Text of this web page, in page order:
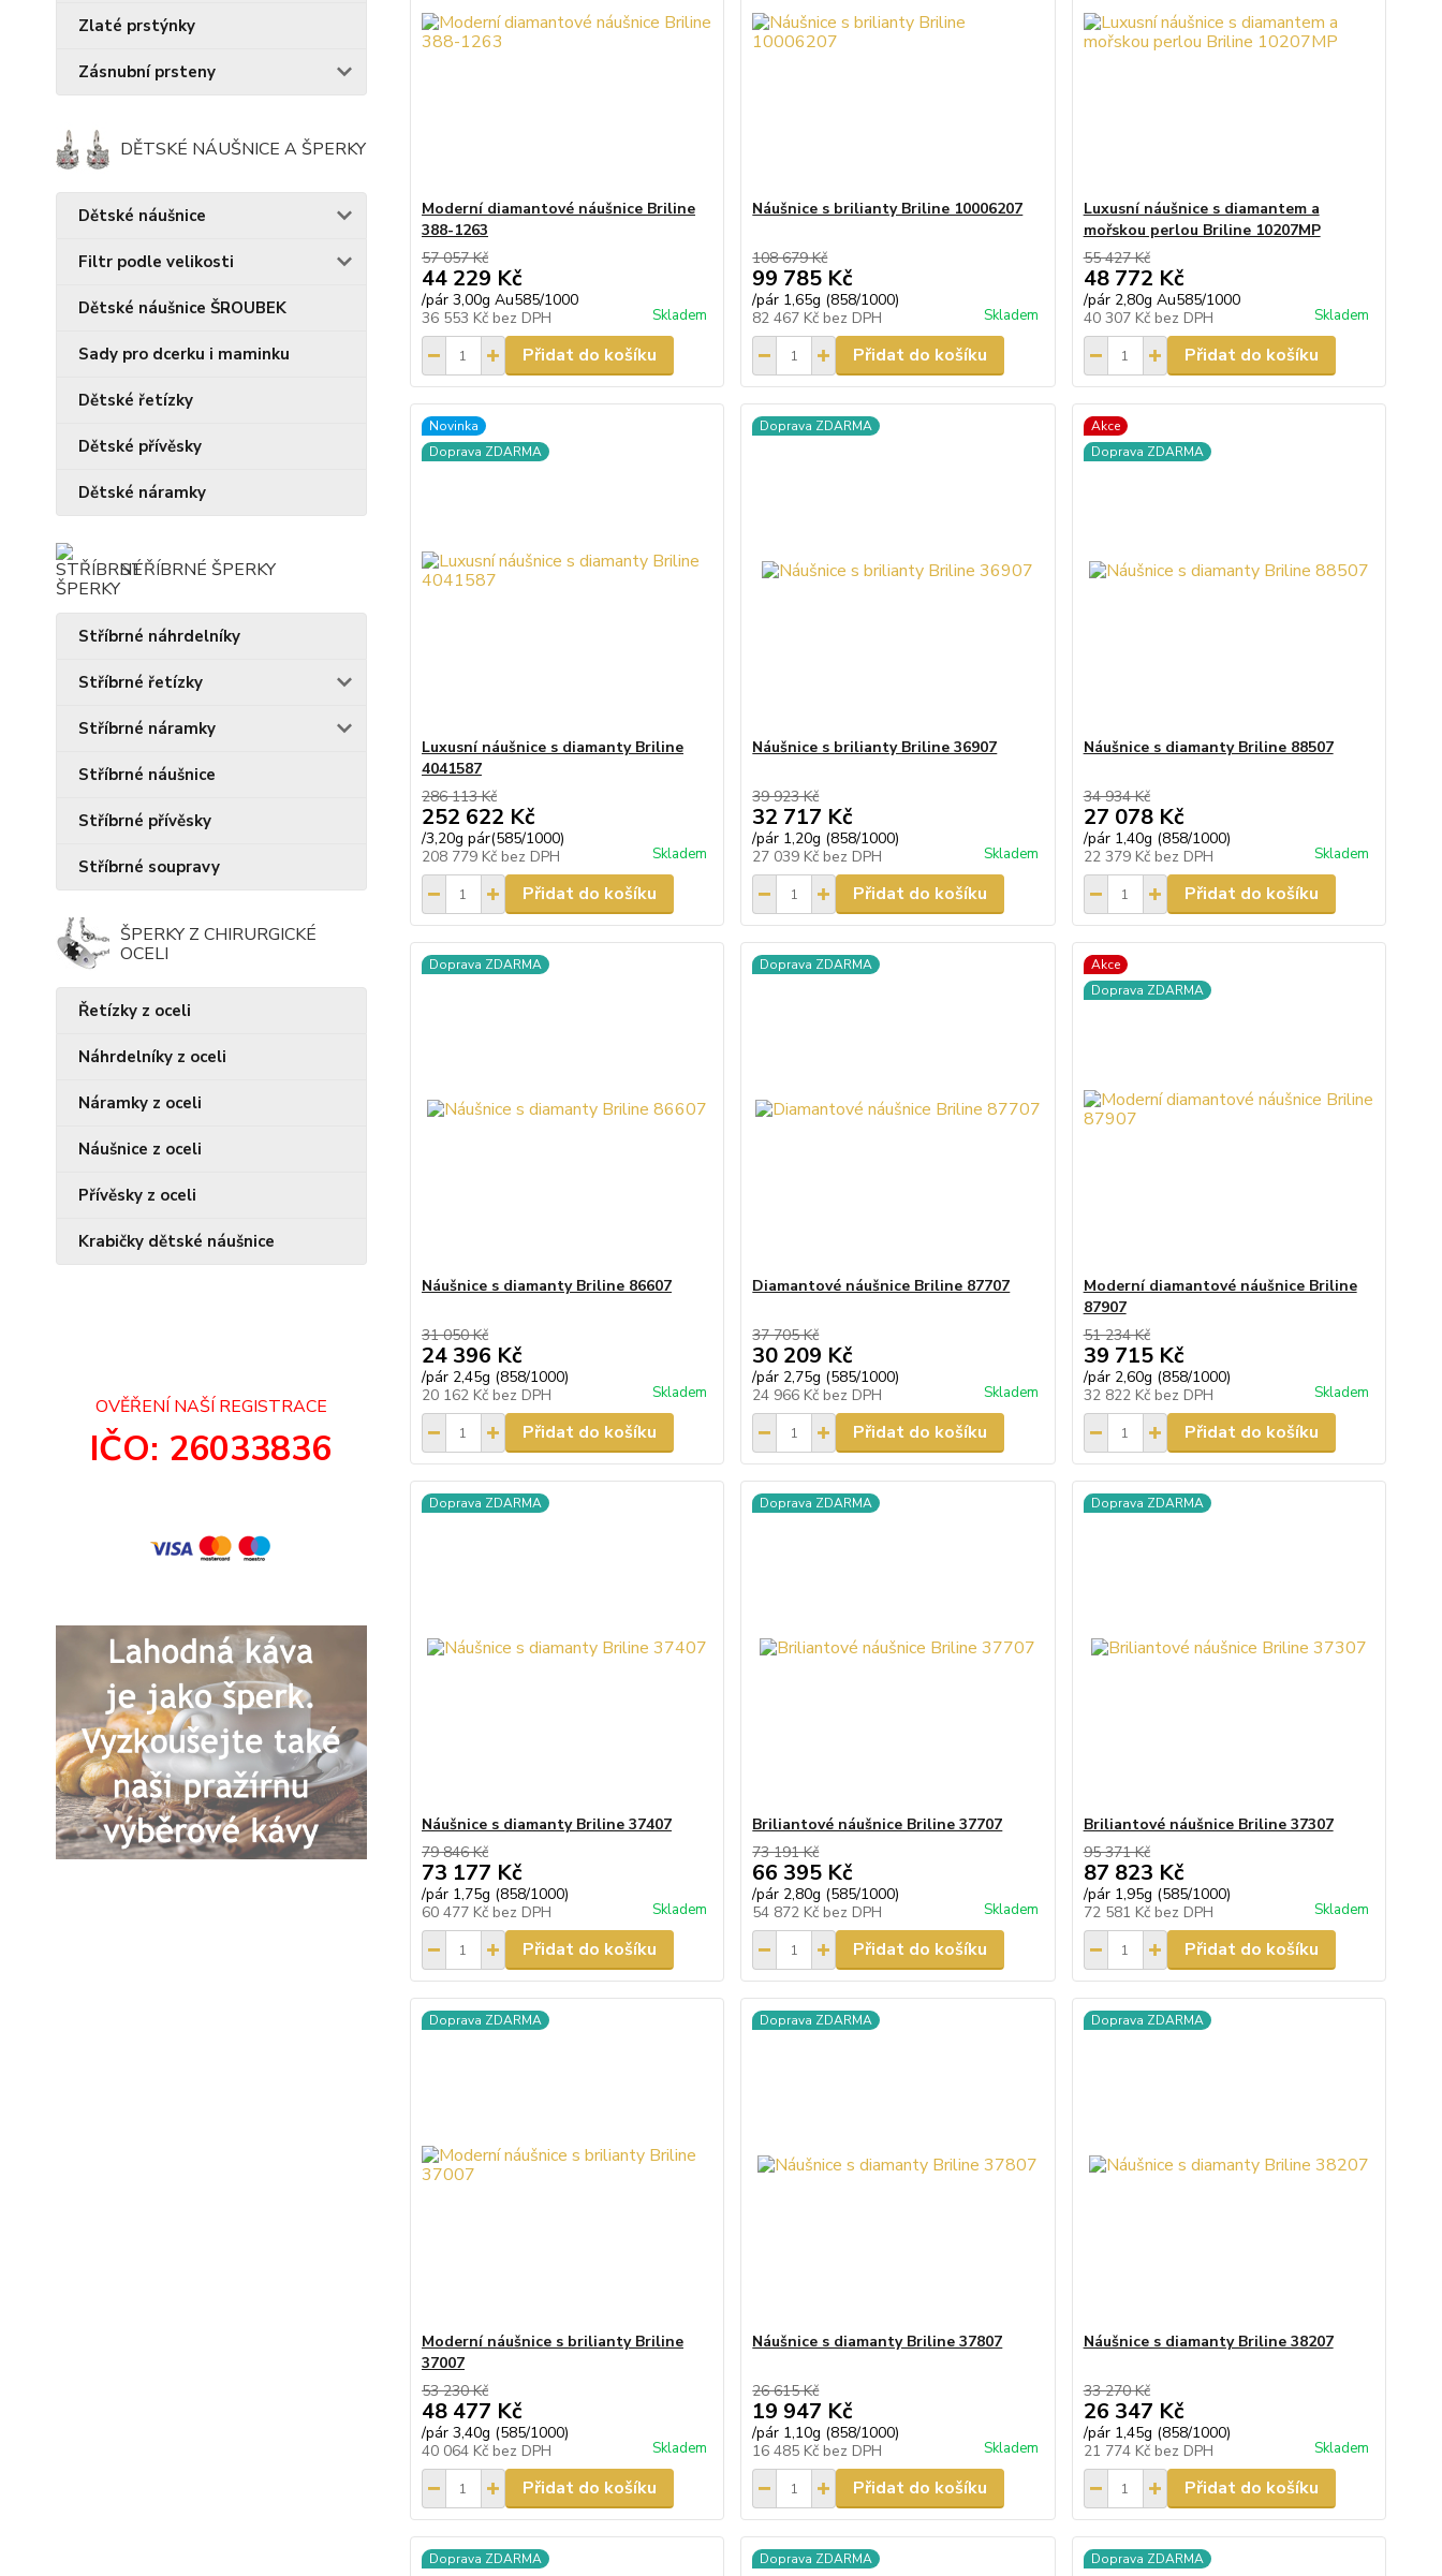
Zlaté prstýnky
Zásnubní prsteny
DĚTSKÉ NÁUŠNICE A ŠPERKY
Dětské náušnice
Filtr podle velikosti
Dětské náušnice ŠROUBEK
Sady pro dcerku i maminku
Dětské řetízky
Dětské přívěsky
Dětské náramky
STŘÍBRNÉ ŠPERKY
Stříbrné náhrdelníky
Stříbrné řetízky
Stříbrné náramky
Stříbrné náušnice
Stříbrné přívěsky
Stříbrné soupravy
ŠPERKY Z CHIRURGICKÉ
OCELI
Řetízky z oceli
Náhrdelníky z oceli
Náramky z oceli
Náušnice z oceli
Přívěsky z oceli
Krabičky dětské náušnice
OVĚŘENÍ NAŠÍ REGISTRACE
IČO: 26033836
Moderní diamantové náušnice Briline
388-1263
57 057 Kč
44 229 Kč
/pár 3,00g Au585/1000
36 553 Kč bez DPH Skladem
Přidat do košíku
Náušnice s brilianty Briline 10006207
108 679 Kč
99 785 Kč
/pár 1,65g (858/1000)
82 467 Kč bez DPH Skladem
Přidat do košíku
Luxusní náušnice s diamantem a
mořskou perlou Briline 10207MP
55 427 Kč
48 772 Kč
/pár 2,80g Au585/1000
40 307 Kč bez DPH Skladem
Přidat do košíku
Novinka
Doprava ZDARMA
Luxusní náušnice s diamanty Briline
4041587
286 113 Kč
252 622 Kč
/3,20g pár(585/1000)
208 779 Kč bez DPH Skladem
Přidat do košíku
Doprava ZDARMA
Náušnice s brilianty Briline 36907
39 923 Kč
32 717 Kč
/pár 1,20g (858/1000)
27 039 Kč bez DPH Skladem
Přidat do košíku
Akce
Doprava ZDARMA
Náušnice s diamanty Briline 88507
34 934 Kč
27 078 Kč
/pár 1,40g (858/1000)
22 379 Kč bez DPH Skladem
Přidat do košíku
Doprava ZDARMA
Náušnice s diamanty Briline 86607
31 050 Kč
24 396 Kč
/pár 2,45g (858/1000)
20 162 Kč bez DPH Skladem
Přidat do košíku
Doprava ZDARMA
Diamantové náušnice Briline 87707
37 705 Kč
30 209 Kč
/pár 2,75g (585/1000)
24 966 Kč bez DPH Skladem
Přidat do košíku
Akce
Doprava ZDARMA
Moderní diamantové náušnice Briline
87907
51 234 Kč
39 715 Kč
/pár 2,60g (858/1000)
32 822 Kč bez DPH Skladem
Přidat do košíku
Doprava ZDARMA
Náušnice s diamanty Briline 37407
79 846 Kč
73 177 Kč
/pár 1,75g (858/1000)
60 477 Kč bez DPH Skladem
Přidat do košíku
Doprava ZDARMA
Briliantové náušnice Briline 37707
73 191 Kč
66 395 Kč
/pár 2,80g (585/1000)
54 872 Kč bez DPH Skladem
Přidat do košíku
Doprava ZDARMA
Briliantové náušnice Briline 37307
95 371 Kč
87 823 Kč
/pár 1,95g (585/1000)
72 581 Kč bez DPH Skladem
Přidat do košíku
Doprava ZDARMA
Moderní náušnice s brilianty Briline
37007
53 230 Kč
48 477 Kč
/pár 3,40g (585/1000)
40 064 Kč bez DPH Skladem
Přidat do košíku
Doprava ZDARMA
Náušnice s diamanty Briline 37807
26 615 Kč
19 947 Kč
/pár 1,10g (858/1000)
16 485 Kč bez DPH Skladem
Přidat do košíku
Doprava ZDARMA
Náušnice s diamanty Briline 38207
33 270 Kč
26 347 Kč
/pár 1,45g (858/1000)
21 774 Kč bez DPH Skladem
Přidat do košíku
Doprava ZDARMA Doprava ZDARMA Doprava ZDARMA